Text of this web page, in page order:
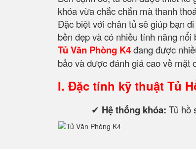
khóa vừa chắc chắn mà thanh
Đặc biệt với chân tủ sẽ giúp bạn
bền đẹp và có nhiều tính năng
Tủ Văn Phòng K4đang được
bảo và dược đánh giá cao về mặt
I. Đặc tính kỹ thuật Tủ
✔ Hệ thống khóa: Tủ hồ